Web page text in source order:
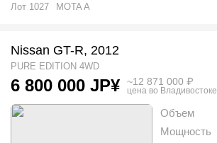
Лот 1027 MOTA A
Nissan GT-R, 2012
PURE EDITION 4WD
6 800 000 JP¥ ~12 871 000 ₽
цена во Владивостоке
Объем
Мощность